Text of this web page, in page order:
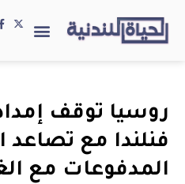
روسيا توقف
فنلندا مع
المدفوعات مع